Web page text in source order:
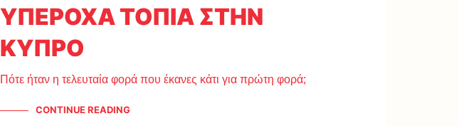
ΥΠΕΡΟΧΑ ΤΟΠΙΑ ΣΤΗΝ
ΚΥΠΡΟ
Πότε ήταν η τελευταία φορά που έκανες κάτι για πρώτη φορά;
CONTINUE READING